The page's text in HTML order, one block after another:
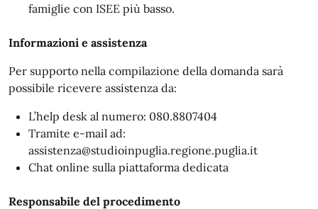
famiglie con ISEE più basso.
Informazioni e assistenza
Per supporto nella compilazione della domanda sarà
possibile ricevere assistenza da:
L’help desk al numero: 080.8807404
Tramite e-mail ad:
assistenza@studioinpuglia.regione.puglia.it
Chat online sulla piattaforma dedicata
Responsabile del procedimento